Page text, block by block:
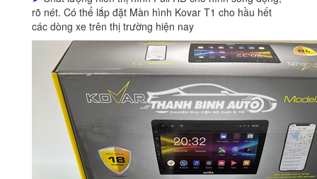
rõ nét. Có thể lắp đặt Màn hình Kovar T1 cho hầu hết
các dòng xe trên thị trường hiện nay